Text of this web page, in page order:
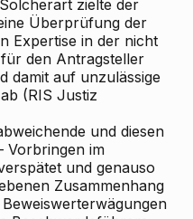
zielte der
Überprüfung der
Expertise in der nicht
den Antragsteller
damit auf unzulässige
(RIS Justiz
und diesen
Vorbringen im
und genauso
Zusammenhang